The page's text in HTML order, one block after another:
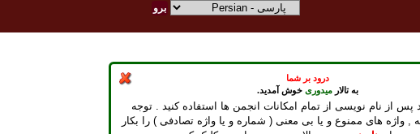
درود بر شما
به تالار میدوریخوش آمدید.
پس از نام نویسی از تمام امکانات انجمن ها استفاده کنید . توجه
, واژه های ممنوع و یا بی معنی ( شماره و یا واژه تصادفی ) را بکار